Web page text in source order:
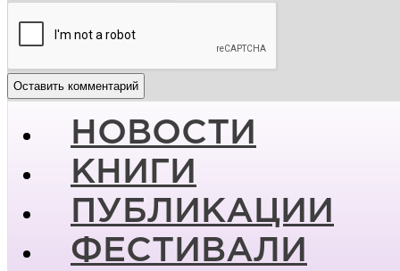
НОВОСТИ
КНИГИ
ПУБЛИКАЦИИ
ФЕСТИВАЛИ